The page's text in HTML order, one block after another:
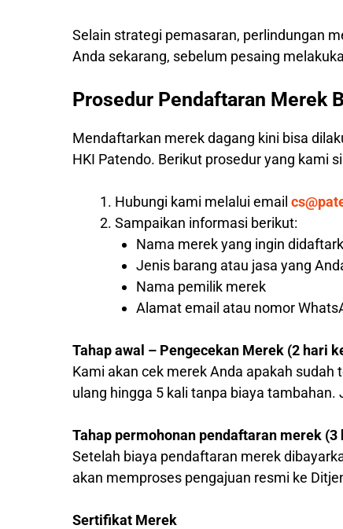
Selain strategi pemasaran, perlindungan
Anda sekarang, sebelum pesaing
Prosedur Pendaftaran Merek
Mendaftarkan merek dagang kini bisa
HKI Patendo. Berikut prosedur yang kami
Hubungi kami melalui email
Sampaikan informasi berikut:
Nama merek yang ingin
Jenis barang atau jasa yang
Nama pemilik merek
Alamat email atau nomor
Tahap awal – Pengecekan Merek (2 hari
Kami akan cek merek Anda apakah
ulang hingga 5 kali tanpa biaya
Tahap permohonan pendaftaran merek
Setelah biaya pendaftaran merek
akan memproses pengajuan resmi ke
Sertifikat Merek